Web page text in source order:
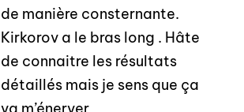
de manière consternante.
Kirkorov a le bras long . Hâte
de connaitre les résultats
détaillés mais je sens que ça
va m’énerver